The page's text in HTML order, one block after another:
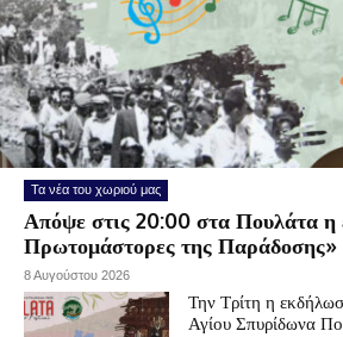
Τα νέα του χωριού μας
Απόψε στις 20:00 στα Πουλάτα
Πρωτομάστορες της Παράδοσης»
8 Αυγούστου 2026
Την Τρίτη η
Αγίου Σπυρίδωνα